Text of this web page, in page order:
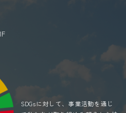
SDGsに対して、事業活動を通じ